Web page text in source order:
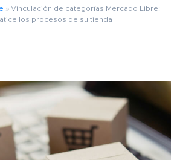
» Vinculación de categorías Mercado Libre:
los procesos de su tienda